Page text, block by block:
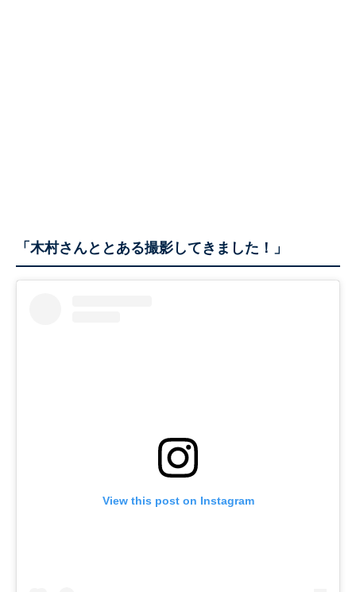
「木村さんととある撮影してきました！」
View this post on Instagram